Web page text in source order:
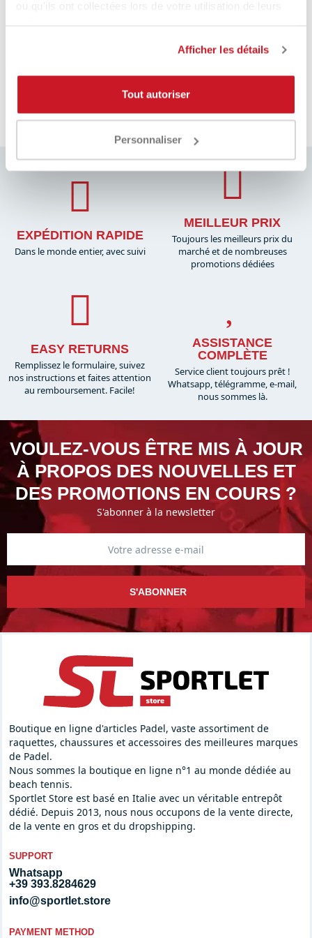
ou qu'ils ont collectées lors de votre utilisation de leurs
Afficher les détails
Tout autoriser
Personnaliser
gentili e disponibilissimi. Grazie mille.
Pausa
EXPÉDITION RAPIDE
Dans le monde entier, avec suivi
MEILLEUR PRIX
Toujours les meilleurs prix du
marché et de nombreuses
promotions dédiées
EASY RETURNS
Remplissez le formulaire, suivez
nos instructions et faites attention
au remboursement. Facile!
ASSISTANCE
COMPLÈTE
Service client toujours prêt !
Whatsapp, télégramme, e-mail,
nous sommes là.​
VOULEZ-VOUS ÊTRE MIS À JOUR
À PROPOS DES NOUVELLES ET
DES PROMOTIONS EN COURS ?
S'abonner à la newsletter
S'ABONNER
Boutique en ligne d'articles Padel, vaste assortiment de
raquettes, chaussures et accessoires des meilleures marques
de Padel.
Nous sommes la boutique en ligne n°1 au monde dédiée au
beach tennis.
Sportlet Store est basé en Italie avec un véritable entrepôt
dédié. Depuis 2013, nous nous occupons de la vente directe,
de la vente en gros et du dropshipping.
SUPPORT
Whatsapp
+39 393.8284629
info@sportlet.store
PAYMENT METHOD